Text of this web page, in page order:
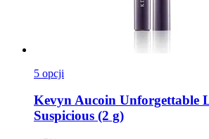
5 opcji
Kevyn Aucoin Unforgettable
Suspicious (2 g)